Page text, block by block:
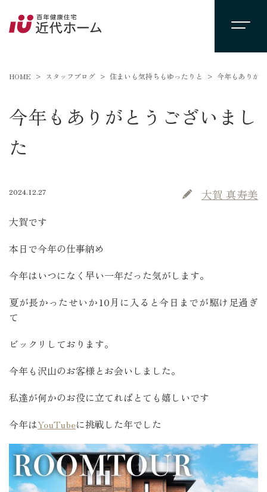
HOME スタッフブログ 住まいも気持ちもゆったりと 今年もありが
今年もありがとうございまし
た
2024.12.27 大賀 真寿美
大賀です
本日で今年の仕事納め
今年はいつになく早い一年だった気がします。
夏が長かったせいか10月に入ると今日までが駆け足過ぎ
て
ビックリしております。
今年も沢山のお客様とお会いしました。
私達が何かのお役に立てればとても嬉しいです
今年はYouTubeに挑戦した年でした